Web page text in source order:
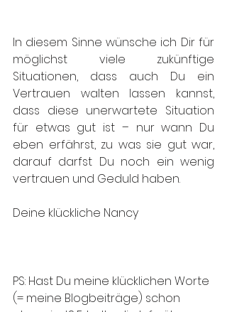
In diesem Sinne wünsche ich Dir für
möglichst viele zukünftige
Situationen, dass auch Du ein
Vertrauen walten lassen kannst,
dass diese unerwartete Situation
für etwas gut ist – nur wann Du
eben erfährst, zu was sie gut war,
darauf darfst Du noch ein wenig
vertrauen und Geduld haben.
Deine klückliche Nancy
PS: Hast Du meine klücklichen Worte
(= meine Blogbeiträge) schon